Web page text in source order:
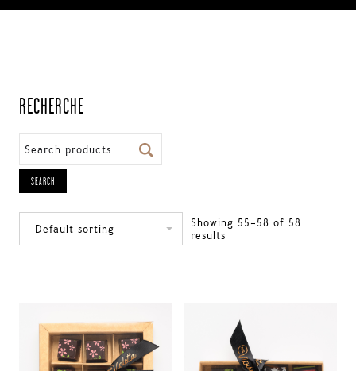
RECHERCHE
SEARCH
Showing 55–58 of 58
results